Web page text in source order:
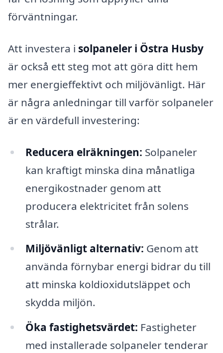
förväntningar.
Att investera i solpaneler i Östra Husby
är också ett steg mot att göra ditt hem
mer energieffektivt och miljövänligt. Här
är några anledningar till varför solpaneler
är en värdefull investering:
Reducera elräkningen: Solpaneler
kan kraftigt minska dina månatliga
energikostnader genom att
producera elektricitet från solens
strålar.
Miljövänligt alternativ: Genom att
använda förnybar energi bidrar du till
att minska koldioxidutsläppet och
skydda miljön.
Öka fastighetsvärdet: Fastigheter
med installerade solpaneler tenderar